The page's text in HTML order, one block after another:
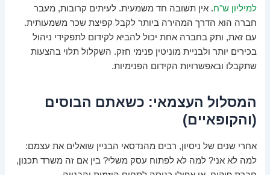
למיליון ש"ח. אין תשובה חד משמעית. לעיתים קרובות, מעבר
חברה הוא הדרך המהירה ביותר לקבל קפיצת שכר משמעותית.
עם זאת, ותק בחברה אחת יכול להביא לקידום לתפקידי ניהול
בכירים יותר ולבניית מוניטין פנימי חזק. השקלול תלוי בהצעות
שתקבלו ובאפשרויות הקידום הפנימיות.
המסלול העצמאי: כשאתם הבוסים
(והקופאיים)
אחרי שנים של ניסיון, רבים מהנדסאי הבניין שואלים את עצמם:
למה לא אני? למה לא לפתוח עסק משלי? בין אם זה משרד תכנון,